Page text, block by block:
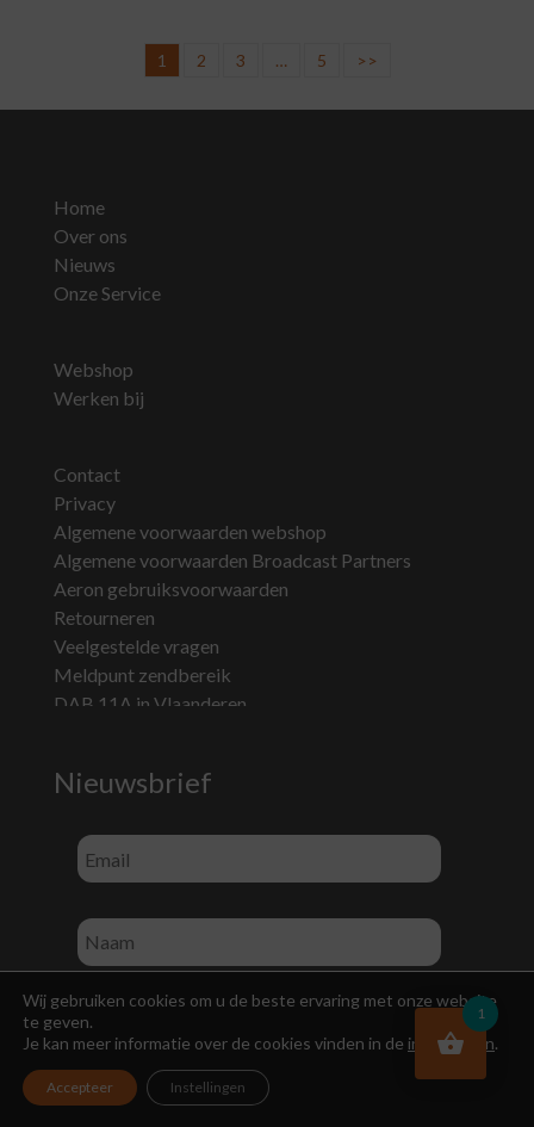
1 2 3 … 5 >>
Home
Over ons
Nieuws
Onze Service
Webshop
Werken bij
Contact
Privacy
Algemene voorwaarden webshop
Algemene voorwaarden Broadcast Partners
Aeron gebruiksvoorwaarden
Retourneren
Veelgestelde vragen
Meldpunt zendbereik
DAB 11A in Vlaanderen
Nieuwsbrief
Wij gebruiken cookies om u de beste ervaring met onze website
te geven.
Je kan meer informatie over de cookies vinden in de instellingen.
Accepteer Instellingen
1